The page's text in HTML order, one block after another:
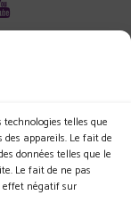
telles que
appareils. Le fait de
données telles que le
Le fait de ne pas
effet négatif sur